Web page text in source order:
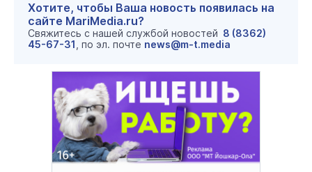
Хотите, чтобы Ваша новость появилась на
сайте MariMedia.ru?
Свяжитесь с нашей службой новостей 8 (8362)
45-67-31 , по эл. почте news@m-t.media